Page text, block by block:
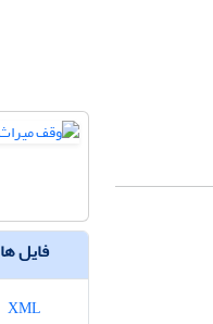
فایل ها